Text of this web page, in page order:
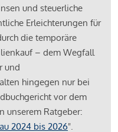
und steuerliche
Erleichterungen für
die temporäre
– dem Wegfall
und
hingegen nur bei
vor dem
unserem Ratgeber:
2024 bis 2026".